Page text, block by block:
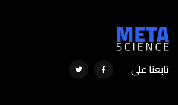
تابعنا على